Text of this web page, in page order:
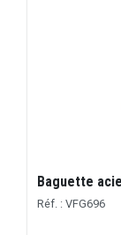
Baguette
Réf. : VFG696